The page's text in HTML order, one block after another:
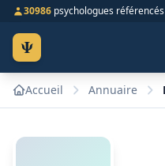
30986 psychologues référencés
Ψ
Accueil Annuaire